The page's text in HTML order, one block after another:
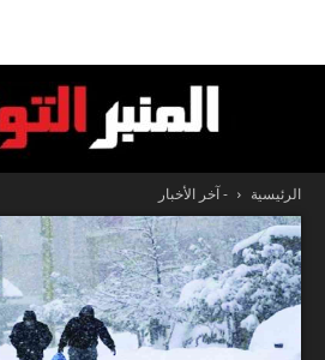
المنبر
التونسي
الرئيسية - آخر الأخبار